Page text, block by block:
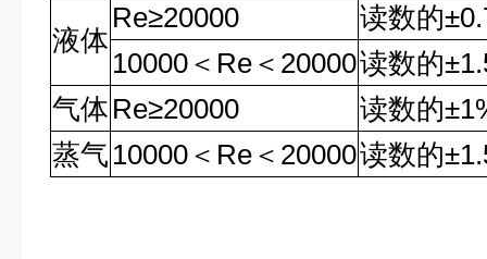
液体
Re≥20000 读数的
10000 ＜ Re ＜ 20000读数的
气体 Re≥20000 读数的
蒸气 10000 ＜ Re ＜ 20000读数的